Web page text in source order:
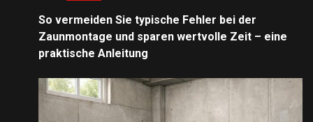
So vermeiden Sie typische Fehler bei der
Zaunmontage und sparen wertvolle Zeit – eine
praktische Anleitung